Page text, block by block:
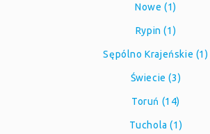
Nowe (1)
Rypin (1)
Sępólno Krajeńskie (1)
Świecie (3)
Toruń (14)
Tuchola (1)